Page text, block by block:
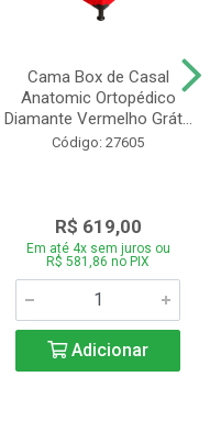
Cama Box de Casal
Anatomic Ortopédico
Diamante Vermelho Grát...
Código: 27605
R$ 619,00
Em até 4x sem juros ou
R$ 581,86 no PIX
Adicionar